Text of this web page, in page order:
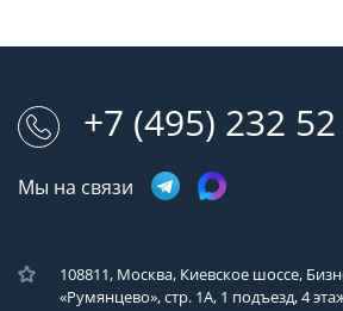
+7 (495) 232
Мы на связи
108811, Москва, Киевское шоссе,
«Румянцево», стр. 1А, 1 подъезд, 4